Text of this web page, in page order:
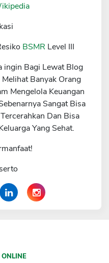
BSMR Level III
ingin Bagi Lewat Blog
Banyak Orang
Mengelola Keuangan
Sangat Bisa
Dan Bisa
Yang Sehat.